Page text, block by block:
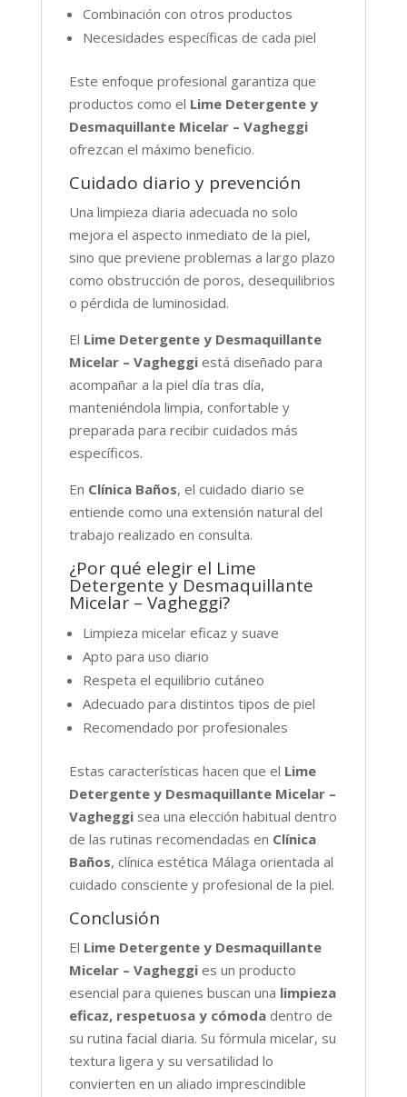
Combinación con otros productos
Necesidades específicas de cada piel
Este enfoque profesional garantiza que
productos como el Lime Detergente y
Desmaquillante Micelar – Vagheggi
ofrezcan el máximo beneficio.
Cuidado diario y prevención
Una limpieza diaria adecuada no solo
mejora el aspecto inmediato de la piel,
sino que previene problemas a largo plazo
como obstrucción de poros, desequilibrios
o pérdida de luminosidad.
El Lime Detergente y Desmaquillante
Micelar – Vagheggiestá diseñado para
acompañar a la piel día tras día,
manteniéndola limpia, confortable y
preparada para recibir cuidados más
específicos.
En Clínica Baños, el cuidado diario se
entiende como una extensión natural del
trabajo realizado en consulta.
¿Por qué elegir el Lime
Detergente y Desmaquillante
Micelar – Vagheggi?
Limpieza micelar eficaz y suave
Apto para uso diario
Respeta el equilibrio cutáneo
Adecuado para distintos tipos de piel
Recomendado por profesionales
Estas características hacen que el Lime
Detergente y Desmaquillante Micelar –
Vagheggisea una elección habitual dentro
de las rutinas recomendadas en Clínica
Baños, clínica estética Málaga orientada al
cuidado consciente y profesional de la piel.
Conclusión
El Lime Detergente y Desmaquillante
Micelar – Vagheggies un producto
esencial para quienes buscan una limpieza
eficaz, respetuosa y cómodadentro de
su rutina facial diaria. Su fórmula micelar, su
textura ligera y su versatilidad lo
convierten en un aliado imprescindible